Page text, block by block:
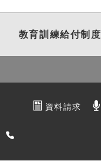
教育訓練給付制度
資料請求